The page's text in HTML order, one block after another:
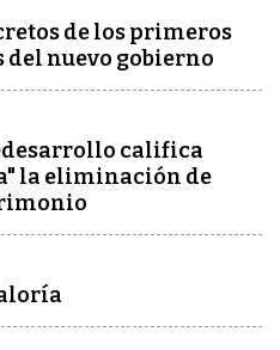
de los primeros
nuevo gobierno
califica
la eliminación de